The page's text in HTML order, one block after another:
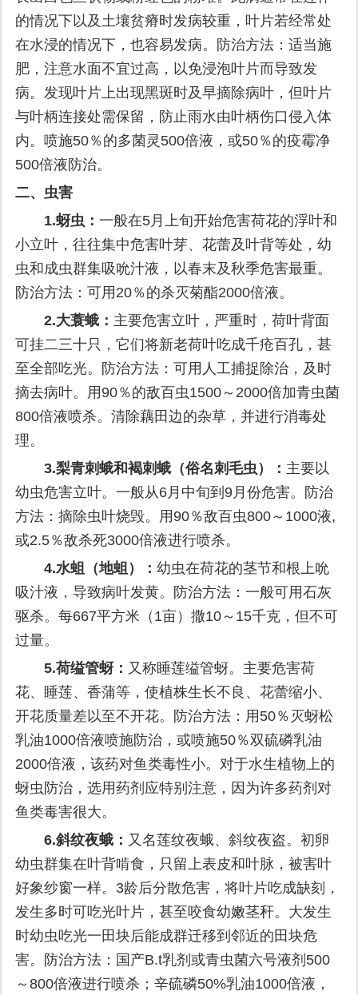
的情况下以及土壤贫瘠时发病较重，叶片若经常处
在水浸的情况下，也容易发病。防治方法：适当施
肥，注意水面不宜过高，以免浸泡叶片而导致发
病。发现叶片上出现黑斑时及早摘除病叶，但叶片
与叶柄连接处需保留，防止雨水由叶柄伤口侵入体
内。喷施50％的多菌灵500倍液，或50％的疫霉净
500倍液防治。
二、虫害
1.蚜虫： 一般在5月上旬开始危害荷花的浮叶和
小立叶，往往集中危害叶芽、花蕾及叶背等处，幼
虫和成虫群集吸吮汁液，以春末及秋季危害最重。
防治方法：可用20％的杀灭菊酯2000倍液。
2.大蓑蛾： 主要危害立叶，严重时，荷叶背面
可挂二三十只，它们将新老荷叶吃成千疮百孔，甚
至全部吃光。防治方法：可用人工捕捉除治，及时
摘去病叶。用90％的敌百虫1500～2000倍加青虫菌
800倍液喷杀。清除藕田边的杂草，并进行消毒处
理。
3.梨青刺蛾和褐刺蛾（俗名刺毛虫）： 主要以
幼虫危害立叶。一般从6月中旬到9月份危害。防治
方法：摘除虫叶烧毁。用90％敌百虫800～1000液,
或2.5％敌杀死3000倍液进行喷杀。
4.水蛆（地蛆）： 幼虫在荷花的茎节和根上吮
吸汁液，导致病叶发黄。防治方法：一般可用石灰
驱杀。每667平方米（1亩）撒10～15千克，但不可
过量。
5.荷缢管蚜： 又称睡莲缢管蚜。主要危害荷
花、睡莲、香蒲等，使植株生长不良、花蕾缩小、
开花质量差以至不开花。防治方法：用50％灭蚜松
乳油1000倍液喷施防治，或喷施50％双硫磷乳油
2000倍液，该药对鱼类毒性小。对于水生植物上的
蚜虫防治，选用药剂应特别注意，因为许多药剂对
鱼类毒害很大。
6.斜纹夜蛾： 又名莲纹夜蛾、斜纹夜盗。初卵
幼虫群集在叶背啃食，只留上表皮和叶脉，被害叶
好象纱窗一样。3龄后分散危害，将叶片吃成缺刻，
发生多时可吃光叶片，甚至咬食幼嫩茎秆。大发生
时幼虫吃光一田块后能成群迁移到邻近的田块危
害。防治方法：国产B.t乳剂或青虫菌六号液剂500
～800倍液进行喷杀；辛硫磷50%乳油1000倍液，